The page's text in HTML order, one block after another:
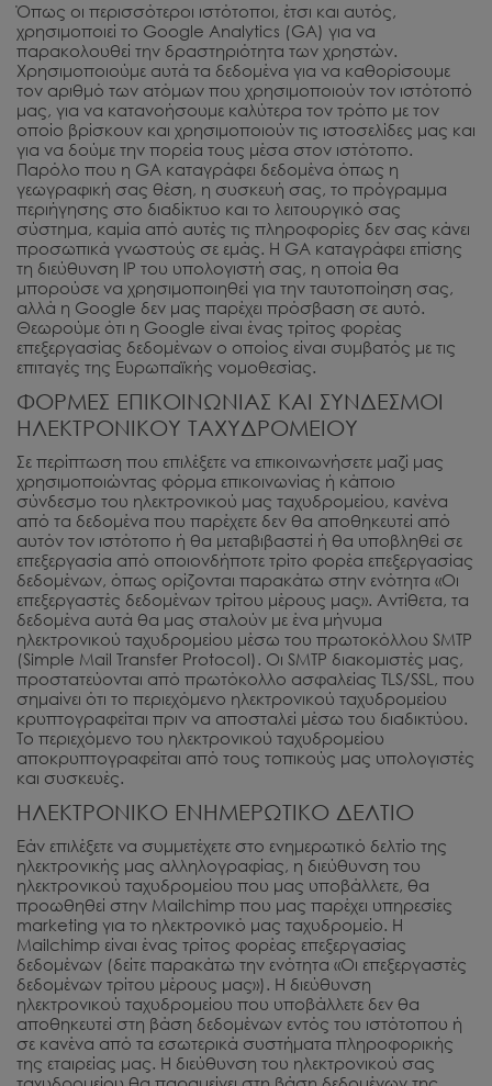
Όπως οι περισσότεροι ιστότοποι, έτσι και αυτός,
χρησιμοποιεί το Google Analytics (GA) για να
παρακολουθεί την δραστηριότητα των χρηστών.
Χρησιμοποιούμε αυτά τα δεδομένα για να καθορίσουμε
τον αριθμό των ατόμων που χρησιμοποιούν τον ιστότοπό
μας, για να κατανοήσουμε καλύτερα τον τρόπο με τον
οποίο βρίσκουν και χρησιμοποιούν τις ιστοσελίδες μας και
για να δούμε την πορεία τους μέσα στον ιστότοπο.
Παρόλο που η GA καταγράφει δεδομένα όπως η
γεωγραφική σας θέση, η συσκευή σας, το πρόγραμμα
περιήγησης στο διαδίκτυο και το λειτουργικό σας
σύστημα, καμία από αυτές τις πληροφορίες δεν σας κάνει
προσωπικά γνωστούς σε εμάς. Η GA καταγράφει επίσης
τη διεύθυνση IP του υπολογιστή σας, η οποία θα
μπορούσε να χρησιμοποιηθεί για την ταυτοποίηση σας,
αλλά η Google δεν μας παρέχει πρόσβαση σε αυτό.
Θεωρούμε ότι η Google είναι ένας τρίτος φορέας
επεξεργασίας δεδομένων ο οποίος είναι συμβατός με τις
επιταγές της Ευρωπαϊκής νομοθεσίας.
ΦΟΡΜΕΣ ΕΠΙΚΟΙΝΩΝΙΑΣ ΚΑΙ ΣΥΝΔΕΣΜΟΙ
ΗΛΕΚΤΡΟΝΙΚΟΥ ΤΑΧΥΔΡΟΜΕΙΟΥ
Σε περίπτωση που επιλέξετε να επικοινωνήσετε μαζί μας
χρησιμοποιώντας φόρμα επικοινωνίας ή κάποιο
σύνδεσμο του ηλεκτρονικού μας ταχυδρομείου, κανένα
από τα δεδομένα που παρέχετε δεν θα αποθηκευτεί από
αυτόν τον ιστότοπο ή θα μεταβιβαστεί ή θα υποβληθεί σε
επεξεργασία από οποιονδήποτε τρίτο φορέα επεξεργασίας
δεδομένων, όπως ορίζονται παρακάτω στην ενότητα «Οι
επεξεργαστές δεδομένων τρίτου μέρους μας». Αντίθετα, τα
δεδομένα αυτά θα μας σταλούν με ένα μήνυμα
ηλεκτρονικού ταχυδρομείου μέσω του πρωτοκόλλου SMTP
(Simple Mail Transfer Protocol). Οι SMTP διακομιστές μας,
προστατεύονται από πρωτόκολλο ασφαλείας TLS/SSL, που
σημαίνει ότι το περιεχόμενο ηλεκτρονικού ταχυδρομείου
κρυπτογραφείται πριν να αποσταλεί μέσω του διαδικτύου.
Το περιεχόμενο του ηλεκτρονικού ταχυδρομείου
αποκρυπτογραφείται από τους τοπικούς μας υπολογιστές
και συσκευές.
ΗΛΕΚΤΡΟΝΙΚΟ ΕΝΗΜΕΡΩΤΙΚΟ ΔΕΛΤΙΟ
Εάν επιλέξετε να συμμετέχετε στο ενημερωτικό δελτίο της
ηλεκτρονικής μας αλληλογραφίας, η διεύθυνση του
ηλεκτρονικού ταχυδρομείου που μας υποβάλλετε, θα
προωθηθεί στην Mailchimp που μας παρέχει υπηρεσίες
marketing για το ηλεκτρονικό μας ταχυδρομείο. Η
Mailchimp είναι ένας τρίτος φορέας επεξεργασίας
δεδομένων (δείτε παρακάτω την ενότητα «Οι επεξεργαστές
δεδομένων τρίτου μέρους μας»). Η διεύθυνση
ηλεκτρονικού ταχυδρομείου που υποβάλλετε δεν θα
αποθηκευτεί στη βάση δεδομένων εντός του ιστότοπου ή
σε κανένα από τα εσωτερικά συστήματα πληροφορικής
της εταιρείας μας. Η διεύθυνση του ηλεκτρονικού σας